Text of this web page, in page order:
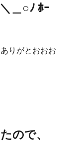
＿○ﾉ ﾎｰ
りがとおおお
ので、